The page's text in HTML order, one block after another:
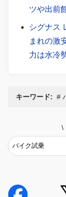
ツや出前
シグナス
まれの激
力は水冷
キーワード:
\